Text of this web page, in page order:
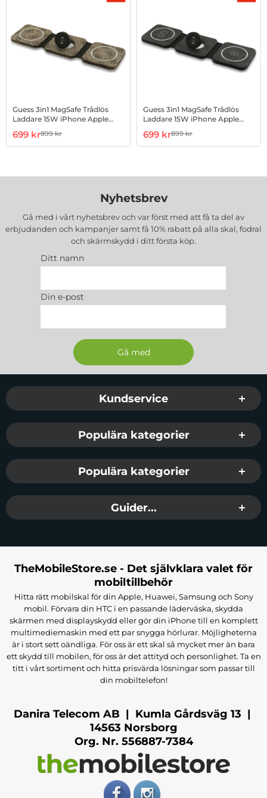
Guess 3in1 MagSafe Trådlös
Laddare 15W iPhone Apple
Art. nr 1003274301
rea pris
699 krtidigare pris
899 kr
Guess 3in1 MagSafe Trådlös
Laddare 15W iPhone Apple
Art. nr 1003274302
rea pris
699 krtidigare pris
899 kr
Nyhetsbrev
Gå med i vårt nyhetsbrev och var först med att få ta del av
erbjudanden och kampanjer samt få 10% rabatt på alla skal, fodral
och skärmskydd i ditt första köp.
Ditt namn
Din e-post
Sidfot Blandad info och länkar
Kundservice
Populära kategorier
Populära kategorier
Guider...
TheMobileStore.se - Det självklara valet för
mobiltillbehör
Hitta rätt mobilskal för din Apple, Huawei, Samsung och Sony
mobil. Förvara din HTC i en passande läderväska, skydda
skärmen med displayskydd eller gör din iPhone till en komplett
multimediemaskin med ett par snygga hörlurar. Möjligheterna
är i stort sett oändliga. För oss är ett skal så mycket mer än bara
ett skydd till mobilen, för oss är det attityd och personlighet. Ta en
titt i vårt sortiment och hitta prisvärda lösningar som passar till
din mobiltelefon!
Danira Telecom AB | Kumla Gårdsväg 13 |
14563 Norsborg
Org. Nr. 556887-7384